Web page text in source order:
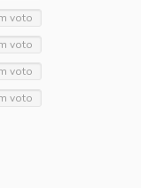
voto
voto
voto
voto